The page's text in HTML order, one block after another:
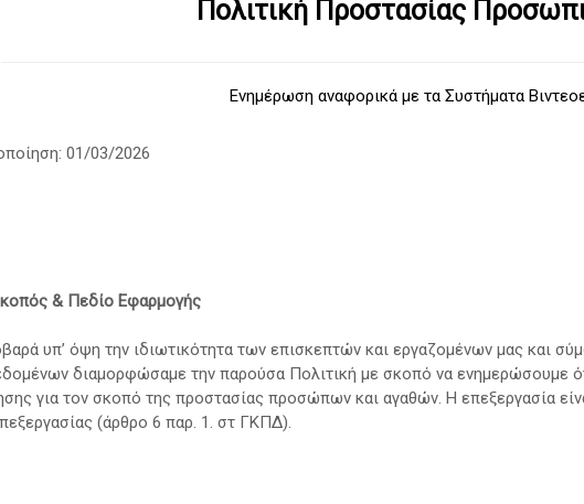
Πολιτική Προστασίας
Ενημέρωση αναφορικά με τα Συστήματα
01/03/2026
& Πεδίο Εφαρμογής
υπ’ όψη την ιδιωτικότητα των επισκεπτών και εργαζομένων μας και
διαμορφώσαμε την παρούσα Πολιτική με σκοπό να ενημερώσουμε
για τον σκοπό της προστασίας προσώπων και αγαθών. Η επεξεργασία
(άρθρο 6 παρ. 1. στ ΓΚΠΔ).